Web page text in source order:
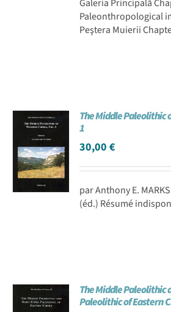
Galeria Principală
Paleonthropological
Peştera Muierii
The Middle Paleolithic
1
30,00€
par Anthony E.
(éd.) Résumé
The Middle Paleolithic
Paleolithic of Eastern